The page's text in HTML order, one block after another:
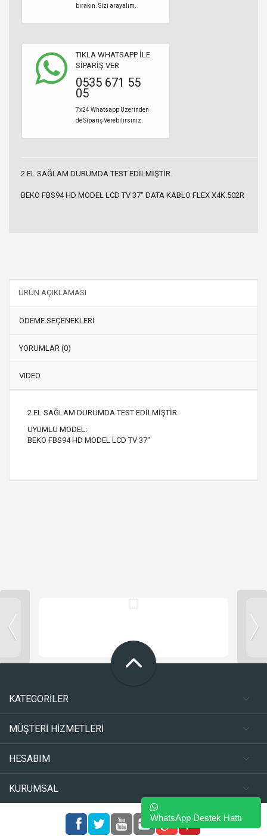
bırakın. Sizi arayalım.
TIKLA WHATSAPP İLE
SİPARİŞ VER
0535 671 55
05
7x24 Whatsapp Üzerinden
de Sipariş Verebilirsiniz.
2.EL SAĞLAM DURUMDA.TEST EDİLMİŞTİR.
BEKO FBS94 HD MODEL LCD TV 37" DATA KABLO FLEX X4K.502R
ÜRÜN AÇIKLAMASI
ÖDEME SEÇENEKLERİ
YORUMLAR (0)
VIDEO
2.EL SAĞLAM DURUMDA.TEST EDİLMİŞTİR.
UYUMLU MODEL:
BEKO FBS94 HD MODEL LCD TV 37"
KATEGORİLER
MÜŞTERİ HİZMETLERİ
HESABIM
KURUMSAL
WhatsApp Destek Hattı